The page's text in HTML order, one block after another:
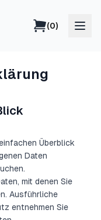
(0)
Überblick
Daten
mit denen Sie
Ausführliche
entnehmen Sie